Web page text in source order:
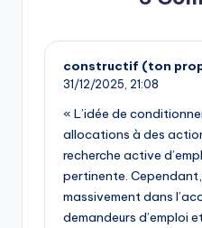
constructif (ton
31/12/2025, 21:08
« L’idée de
allocations à des
recherche active
pertinente.
massivement dans
demandeurs d’emploi